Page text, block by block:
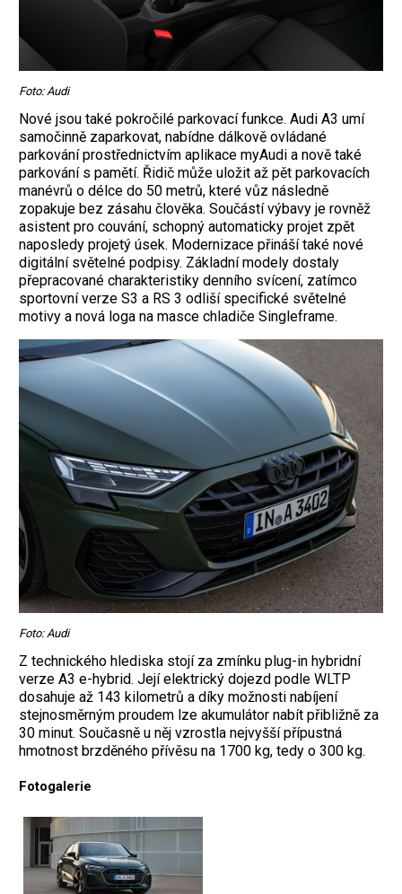
Foto: Audi
Nové jsou také pokročilé parkovací funkce. Audi A3 umí
samočinně zaparkovat, nabídne dálkově ovládané
parkování prostřednictvím aplikace myAudi a nově také
parkování s pamětí. Řidič může uložit až pět parkovacích
manévrů o délce do 50 metrů, které vůz následně
zopakuje bez zásahu člověka. Součástí výbavy je rovněž
asistent pro couvání, schopný automaticky projet zpět
naposledy projetý úsek. Modernizace přináší také nové
digitální světelné podpisy. Základní modely dostaly
přepracované charakteristiky denního svícení, zatímco
sportovní verze S3 a RS 3 odliší specifické světelné
motivy a nová loga na masce chladiče Singleframe.
Foto: Audi
Z technického hlediska stojí za zmínku plug-in hybridní
verze A3 e-hybrid. Její elektrický dojezd podle WLTP
dosahuje až 143 kilometrů a díky možnosti nabíjení
stejnosměrným proudem lze akumulátor nabít přibližně za
30 minut. Současně u něj vzrostla nejvyšší přípustná
hmotnost brzděného přívěsu na 1700 kg, tedy o 300 kg.
Fotogalerie